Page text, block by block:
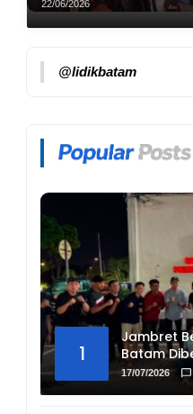
22/06/2026
@lidikbatam
1
Jambret
Batam
17/07/2026